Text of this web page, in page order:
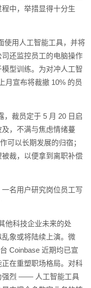
中，举措显得十分生
使用人工智能工具，并将
还监控员工的电脑操作
型训练。为对冲人工智
月宣布将裁撤 10% 的员
，裁员定于 5 月 20 日启
，不满与焦虑情绪蔓
可以长期发展的归宿；
裁，以便拿到离职补偿
一名用户研究岗位员工写
他科技企业未来的处
象或将陆续上演。微
Coinbase 近期均已宣
在重塑职场格局。对科
强烈 —— 人工智能工具